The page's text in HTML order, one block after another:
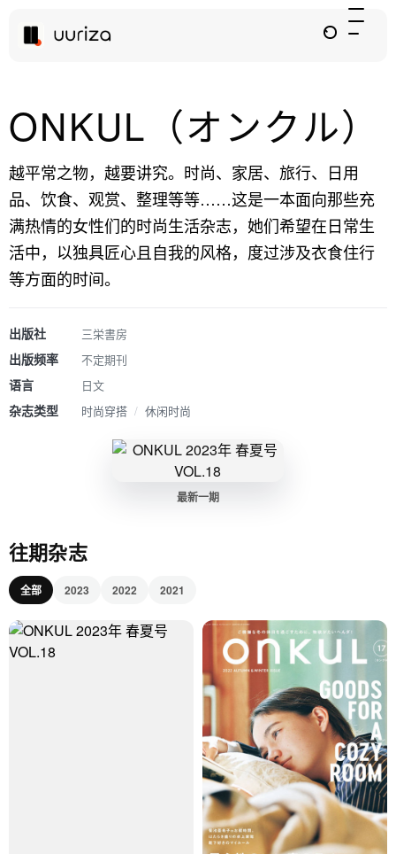
ONKUL（オンクル）
越平常之物，越要讲究。时尚、家居、旅行、日用
品、饮食、观赏、整理等等……这是一本面向那些充
满热情的女性们的时尚生活杂志，她们希望在日常生
活中，以独具匠心且自我的风格，度过涉及衣食住行
等方面的时间。
出版社 三栄書房
出版频率 不定期刊
语言 日文
杂志类型 时尚穿搭 / 休闲时尚
最新一期
往期杂志
全部 2023 2022 2021